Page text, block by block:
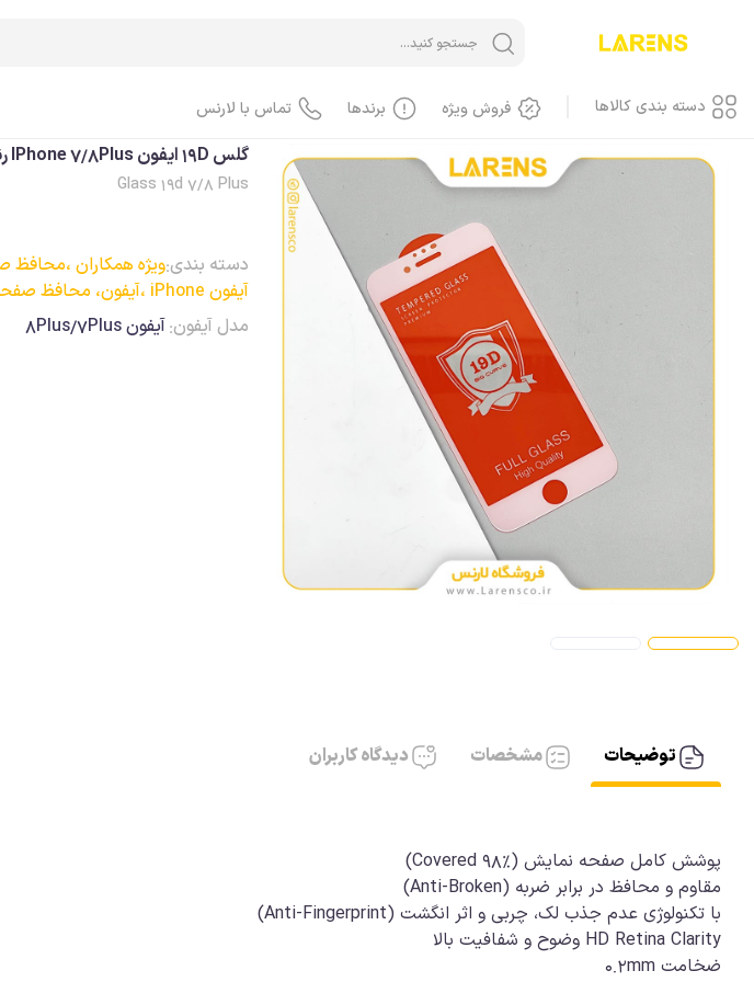
دسته بندی کالاها
آیفون، گوشی
آیفون، کاور، کیف
آیفون، کابل
آیفون، محافظ صفحه، گلس
آیفون، لوازم جانبی
آیفون، باطری
آیفون، LCD
آیفون، هندسفری، هدست
آیفون، کابل AUX
اپل واچ، بند
اپل واچ، کاور
اپل واچ، محافظ صفحه
فروش ویژه برندها تماس با لارنس
خانه
گلس 19D ایفون IPhone 7/8Plus رنگ White
Glass 19d 7/8 Plus
دسته بندی:ویژه همکاران ،محافظ
آیفون iPhone ،
آیفون، محافظ
مدل آیفون:آیفون 8Plus/7Plus
توضیحات مشخصات دیدگاه کاربران
مقاوم و محافظ در برابر ضربه (Anti-Broken) ‎
HD Retina Clarity وضوح و شفافیت بالا
ضخامت 0.2mm